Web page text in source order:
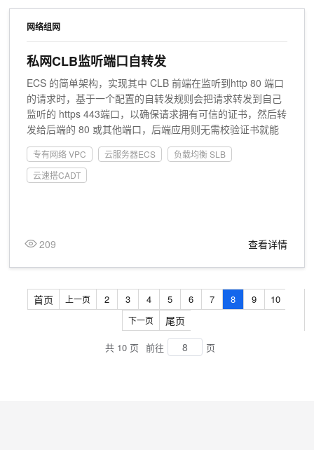
网络组网
私网CLB监听端口自转发
ECS 的简单架构，实现其中 CLB 前端在监听到http 80 端口
的请求时，基于一个配置的自转发规则会把请求转发到自己
监听的 https 443端口，以确保请求拥有可信的证书，然后转
发给后端的 80 或其他端口，后端应用则无需校验证书就能
确定收到的请求是可信的。 data-mode="bottom">通过云速
搭实现一个 EIP-CLB->ECS 的简单架构，实现其中 CLB 前
端在监听到http 80 端口的请求时，基于一个配置的自转发规
专有网络 VPC 云服务器ECS
负载均衡 SLB
云速搭CADT
209 查看详情
首页 上一页 2 3 4 5 6 7 8 9 10
下一页 尾页
共 10 页 前往 页